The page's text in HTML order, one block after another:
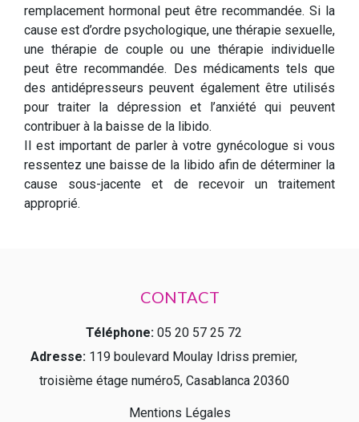
remplacement hormonal peut être recommandée. Si la
cause est d’ordre psychologique, une thérapie sexuelle,
une thérapie de couple ou une thérapie individuelle
peut être recommandée. Des médicaments tels que
des antidépresseurs peuvent également être utilisés
pour traiter la dépression et l’anxiété qui peuvent
contribuer à la baisse de la libido.
Il est important de parler à votre gynécologue si vous
ressentez une baisse de la libido afin de déterminer la
cause sous-jacente et de recevoir un traitement
approprié.
CONTACT
Téléphone: 05 20 57 25 72
Adresse: 119 boulevard Moulay Idriss premier,
troisième étage numéro5, Casablanca 20360
Mentions Légales